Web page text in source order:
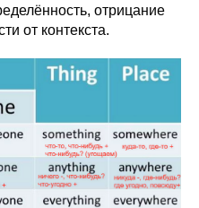
отрицание
от контекста.